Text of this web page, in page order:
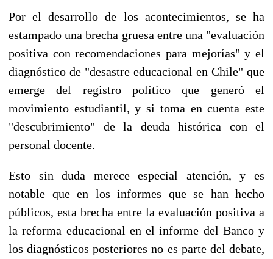
Por el desarrollo de los acontecimientos, se ha
estampado una brecha gruesa entre una "evaluación
positiva con recomendaciones para mejorías" y el
diagnóstico de "desastre educacional en Chile" que
emerge del registro político que generó el
movimiento estudiantil, y si toma en cuenta este
"descubrimiento" de la deuda histórica con el
personal docente.
Esto sin duda merece especial atención, y es
notable que en los informes que se han hecho
públicos, esta brecha entre la evaluación positiva a
la reforma educacional en el informe del Banco y
los diagnósticos posteriores no es parte del debate,